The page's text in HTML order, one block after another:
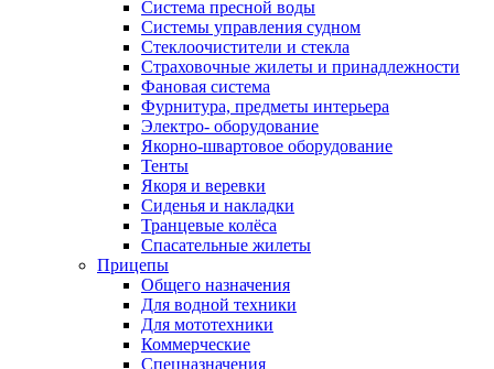
Система пресной воды
Системы управления судном
Стеклоочистители и стекла
Страховочные жилеты и принадлежности
Фановая система
Фурнитура, предметы интерьера
Электро- оборудование
Якорно-швартовое оборудование
Тенты
Якоря и веревки
Сиденья и накладки
Транцевые колёса
Спасательные жилеты
Прицепы
Общего назначения
Для водной техники
Для мототехники
Коммерческие
Спецназначения